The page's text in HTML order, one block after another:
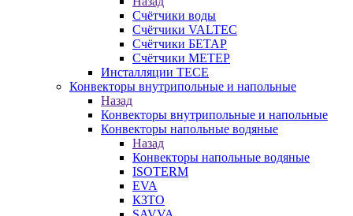
Счётчики воды
Счётчики VALTEC
Счётчики БЕТАР
Счётчики МЕТЕР
Инсталляции TECE
Конвекторы внутрипольные и напольные
Назад
Конвекторы внутрипольные и напольные
Конвекторы напольные водяные
Назад
Конвекторы напольные водяные
ISOTERM
EVA
КЗТО